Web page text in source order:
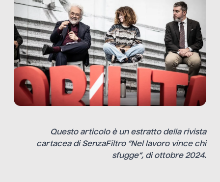
Questo articolo è un estratto della rivista
cartacea di SenzaFiltro “Nel lavoro vince chi
sfugge“, di ottobre 2024.